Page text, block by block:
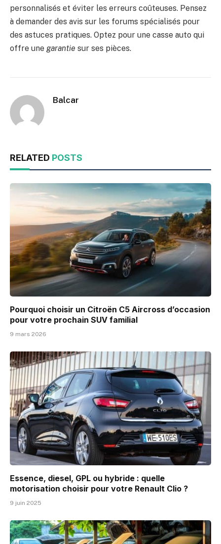
personnalisés et éviter les erreurs coûteuses. Pensez
à demander des avis sur les forums spécialisés pour
des astuces pratiques. Optez pour une casse auto qui
offre une garantie sur ses pièces.
Balcar
RELATED POSTS
Pourquoi choisir un Citroën C5 Aircross d’occasion
pour votre prochain SUV familial
9 mars 2026
Essence, diesel, GPL ou hybride : quelle
motorisation choisir pour votre Renault Clio ?
9 juin 2025